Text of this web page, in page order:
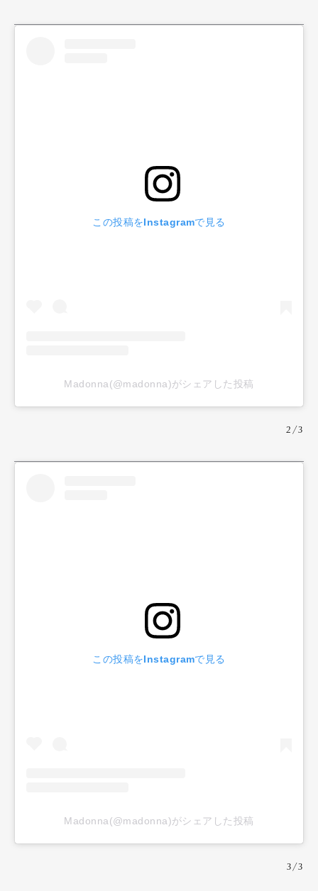
この投稿をInstagramで見る
Madonna(@madonna)がシェアした投稿
2/3
この投稿をInstagramで見る
Madonna(@madonna)がシェアした投稿
3/3